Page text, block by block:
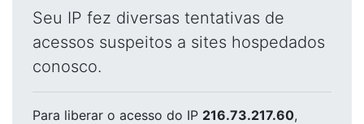
Seu IP fez diversas tentativas de
acessos suspeitos a sites hospedados
conosco.
Para liberar o acesso do IP 216.73.217.60,